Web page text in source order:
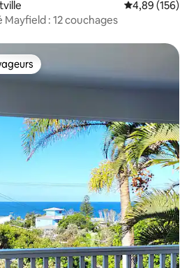
Évaluation
4,89 (156)
: 12 couchages
les plus appréciés